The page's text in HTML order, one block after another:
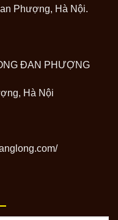
Phượng, Hà Nội.
ĐAN PHƯỢNG
Hà Nội